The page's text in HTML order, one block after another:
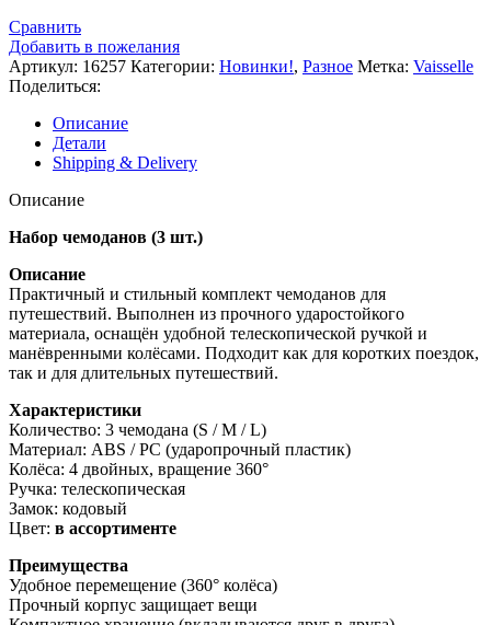
Сравнить
Добавить в пожелания
Артикул: 16257 Категории: Новинки!, Разное Метка: Vaisselle
Поделиться:
Описание
Детали
Shipping & Delivery
Описание
Набор чемоданов (3 шт.)
Описание
Практичный и стильный комплект чемоданов для
путешествий. Выполнен из прочного ударостойкого
материала, оснащён удобной телескопической ручкой и
манёвренными колёсами. Подходит как для коротких поездок,
так и для длительных путешествий.
Характеристики
Количество: 3 чемодана (S / M / L)
Материал: ABS / PC (ударопрочный пластик)
Колёса: 4 двойных, вращение 360°
Ручка: телескопическая
Замок: кодовый
Цвет: в ассортименте
Преимущества
Удобное перемещение (360° колёса)
Прочный корпус защищает вещи